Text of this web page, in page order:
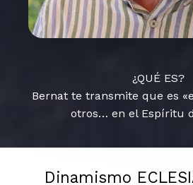
¿QUÉ ES?
Bernat te transmite que es
otros… en el Espíritu
Dinamismo